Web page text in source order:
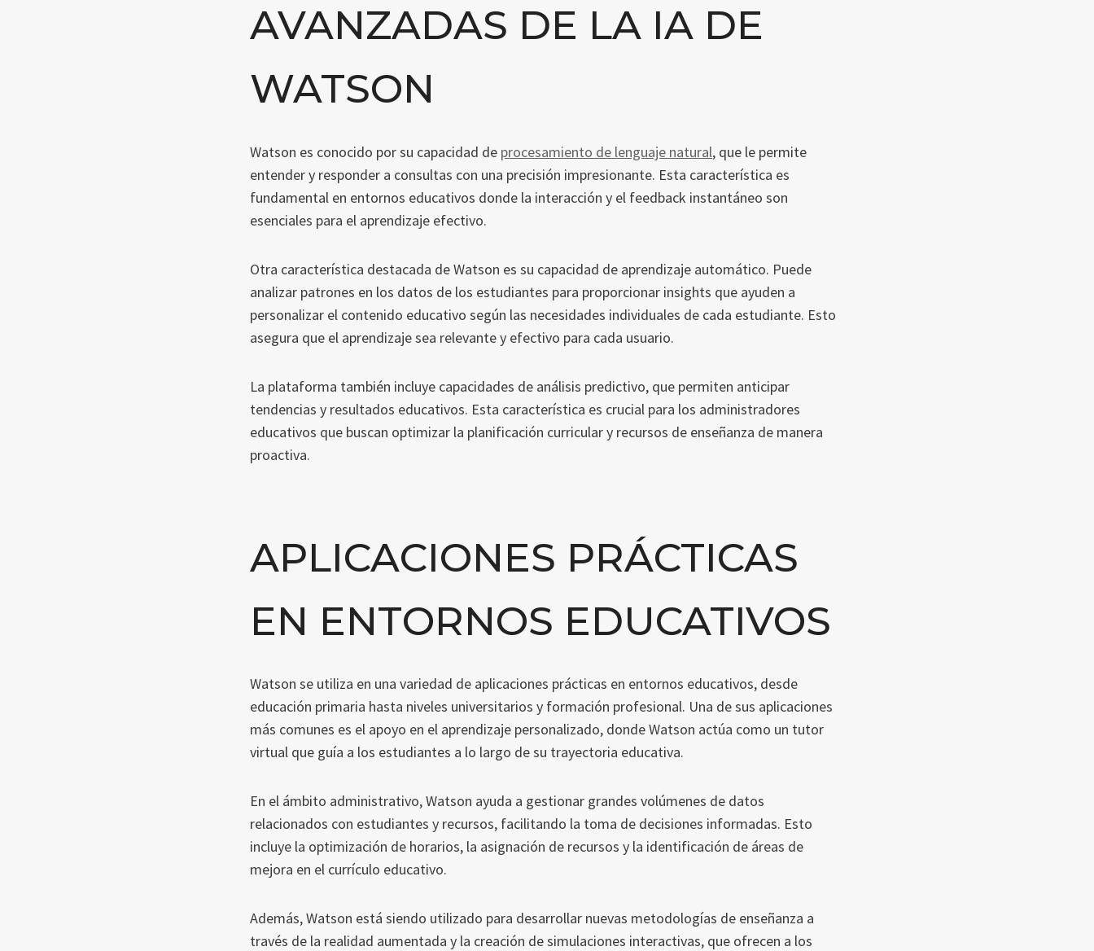
AVANZADAS DE LA IA DE
WATSON
Watson es conocido por su capacidad de procesamiento de lenguaje natural, que le permite
entender y responder a consultas con una precisión impresionante. Esta característica es
fundamental en entornos educativos donde la interacción y el feedback instantáneo son
esenciales para el aprendizaje efectivo.
Otra característica destacada de Watson es su capacidad de aprendizaje automático. Puede
analizar patrones en los datos de los estudiantes para proporcionar insights que ayuden a
personalizar el contenido educativo según las necesidades individuales de cada estudiante. Esto
asegura que el aprendizaje sea relevante y efectivo para cada usuario.
La plataforma también incluye capacidades de análisis predictivo, que permiten anticipar
tendencias y resultados educativos. Esta característica es crucial para los administradores
educativos que buscan optimizar la planificación curricular y recursos de enseñanza de manera
proactiva.
APLICACIONES PRÁCTICAS
EN ENTORNOS EDUCATIVOS
Watson se utiliza en una variedad de aplicaciones prácticas en entornos educativos, desde
educación primaria hasta niveles universitarios y formación profesional. Una de sus aplicaciones
más comunes es el apoyo en el aprendizaje personalizado, donde Watson actúa como un tutor
virtual que guía a los estudiantes a lo largo de su trayectoria educativa.
En el ámbito administrativo, Watson ayuda a gestionar grandes volúmenes de datos
relacionados con estudiantes y recursos, facilitando la toma de decisiones informadas. Esto
incluye la optimización de horarios, la asignación de recursos y la identificación de áreas de
mejora en el currículo educativo.
Además, Watson está siendo utilizado para desarrollar nuevas metodologías de enseñanza a
través de la realidad aumentada y la creación de simulaciones interactivas, que ofrecen a los